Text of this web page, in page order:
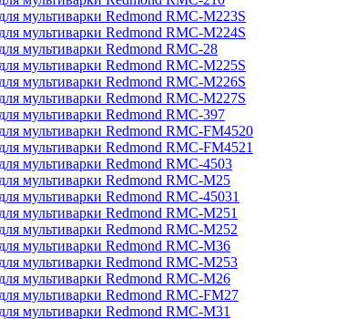
мультиварки Redmond RMC-M223S
мультиварки Redmond RMC-M224S
мультиварки Redmond RMC-28
мультиварки Redmond RMC-M225S
мультиварки Redmond RMC-M226S
мультиварки Redmond RMC-M227S
мультиварки Redmond RMC-397
мультиварки Redmond RMC-FM4520
мультиварки Redmond RMC-FM4521
мультиварки Redmond RMC-4503
мультиварки Redmond RMC-M25
мультиварки Redmond RMC-45031
мультиварки Redmond RMC-M251
мультиварки Redmond RMC-M252
мультиварки Redmond RMC-M36
мультиварки Redmond RMC-M253
мультиварки Redmond RMC-M26
мультиварки Redmond RMC-FM27
мультиварки Redmond RMC-M31